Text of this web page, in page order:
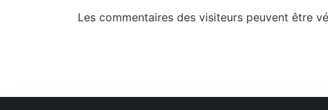
Les commentaires des visiteurs peuvent être